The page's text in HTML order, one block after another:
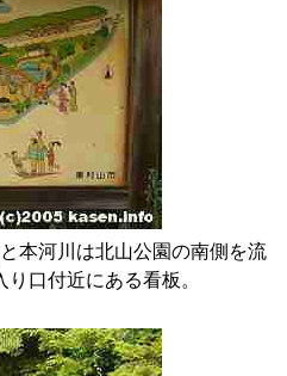
本河川は北山公園の南側を流
口付近にある看板。